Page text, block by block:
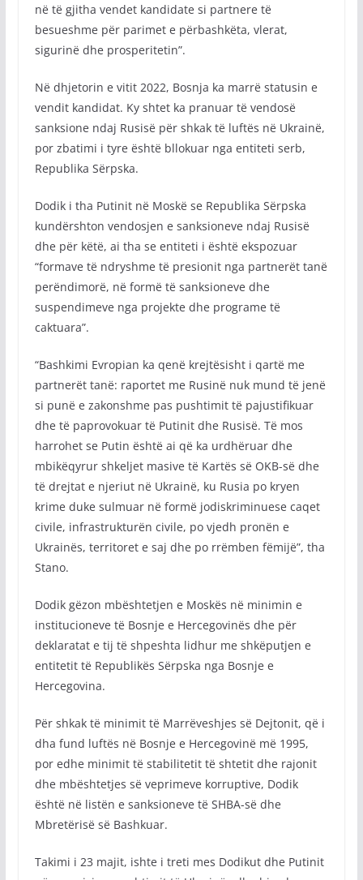
në të gjitha vendet kandidate si partnere të
besueshme për parimet e përbashkëta, vlerat,
sigurinë dhe prosperitetin”.
Në dhjetorin e vitit 2022, Bosnja ka marrë statusin e
vendit kandidat. Ky shtet ka pranuar të vendosë
sanksione ndaj Rusisë për shkak të luftës në Ukrainë,
por zbatimi i tyre është bllokuar nga entiteti serb,
Republika Sërpska.
Dodik i tha Putinit në Moskë se Republika Sërpska
kundërshton vendosjen e sanksioneve ndaj Rusisë
dhe për këtë, ai tha se entiteti i është ekspozuar
“formave të ndryshme të presionit nga partnerët tanë
perëndimorë, në formë të sanksioneve dhe
suspendimeve nga projekte dhe programe të
caktuara”.
“Bashkimi Evropian ka qenë krejtësisht i qartë me
partnerët tanë: raportet me Rusinë nuk mund të jenë
si punë e zakonshme pas pushtimit të pajustifikuar
dhe të paprovokuar të Putinit dhe Rusisë. Të mos
harrohet se Putin është ai që ka urdhëruar dhe
mbikëqyrur shkeljet masive të Kartës së OKB-së dhe
të drejtat e njeriut në Ukrainë, ku Rusia po kryen
krime duke sulmuar në formë jodiskriminuese caqet
civile, infrastrukturën civile, po vjedh pronën e
Ukrainës, territoret e saj dhe po rrëmben fëmijë”, tha
Stano.
Dodik gëzon mbështetjen e Moskës në minimin e
institucioneve të Bosnje e Hercegovinës dhe për
deklaratat e tij të shpeshta lidhur me shkëputjen e
entitetit të Republikës Sërpska nga Bosnje e
Hercegovina.
Për shkak të minimit të Marrëveshjes së Dejtonit, që i
dha fund luftës në Bosnje e Hercegovinë më 1995,
por edhe minimit të stabilitetit të shtetit dhe rajonit
dhe mbështetjes së veprimeve korruptive, Dodik
është në listën e sanksioneve të SHBA-së dhe
Mbretërisë së Bashkuar.
Takimi i 23 majit, ishte i treti mes Dodikut dhe Putinit